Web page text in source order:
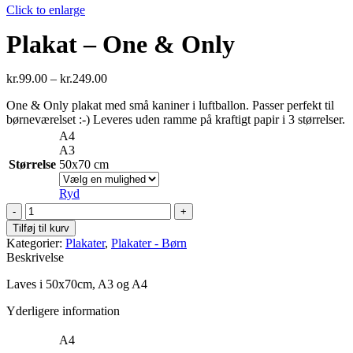
Click to enlarge
Plakat – One & Only
kr.99.00 – kr.249.00
One & Only plakat med små kaniner i luftballon. Passer perfekt til
børneværelset :-) Leveres uden ramme på kraftigt papir i 3 størrelser.
Størrelse
A4
A3
50x70 cm
Ryd
Plakat
-
One
&
Only
antal
Tilføj til kurv
Kategorier: Plakater, Plakater - Børn
Beskrivelse
Laves i 50x70cm, A3 og A4
Yderligere information
A4